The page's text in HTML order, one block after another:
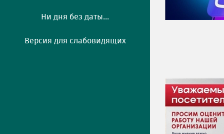
Ни дня без даты...
Версия для слабовидящих